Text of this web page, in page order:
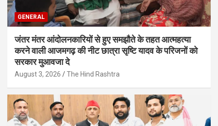
GENERAL
जंतर मंतर आंदोलनकारियों से हुए समझौते के तहत आत्महत्या
करने वाली आजमगढ़ की नीट छात्रा सृष्टि यादव के परिजनों को
सरकार मुआवजा दे
August 3, 2026 The Hind Rashtra